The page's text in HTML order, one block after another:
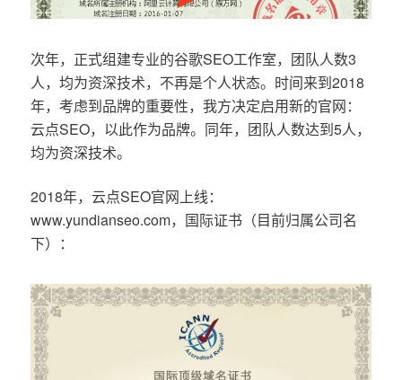
次年，正式组建专业的谷歌SEO工作室，团队人数3
人，均为资深技术，不再是个人状态。时间来到2018
年，考虑到品牌的重要性，我方决定启用新的官网：
云点SEO，以此作为品牌。同年，团队人数达到5人，
均为资深技术。
2018年，云点SEO官网上线：
www.yundianseo.com，国际证书（目前归属公司名
下）：